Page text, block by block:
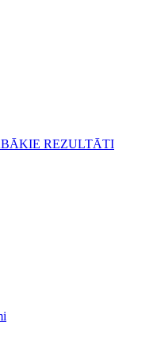
REZULTĀTI